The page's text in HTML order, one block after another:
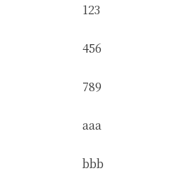
123
456
789
aaa
bbb